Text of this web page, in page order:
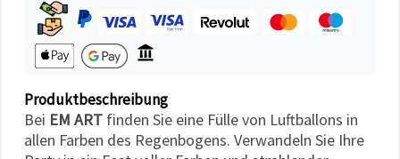
akzeptieren
Cookie-
Einstellungen
Produktbeschreibung
Bei EM ART finden Sie eine Fülle von Luftballons in
allen Farben des Regenbogens. Verwandeln Sie Ihre